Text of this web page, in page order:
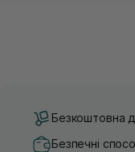
Безкоштовна
Безпечні